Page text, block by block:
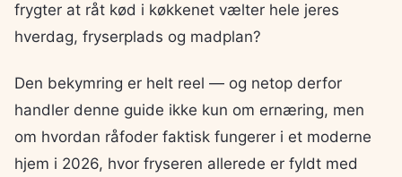
frygter at råt kød i køkkenet vælter hele jeres
hverdag, fryserplads og madplan?
Den bekymring er helt reel — og netop derfor
handler denne guide ikke kun om ernæring, men
om hvordan råfoder faktisk fungerer i et moderne
hjem i 2026, hvor fryseren allerede er fyldt med